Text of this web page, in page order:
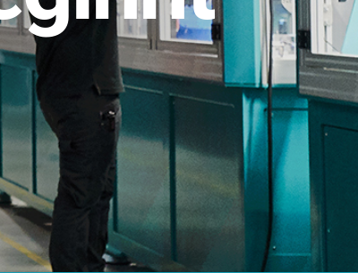
industrielle Anwendungen –